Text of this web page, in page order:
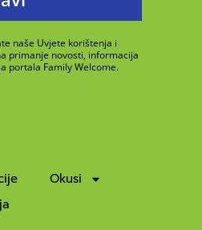
naše Uvjete korištenja i
primanje novosti, informacija
portala Family Welcome.
Okusi